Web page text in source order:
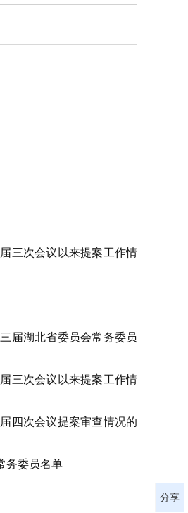
三次会议以来提案工作情
届湖北省委员会常务委员
三次会议以来提案工作情
四次会议提案审查情况的
务委员名单
分享